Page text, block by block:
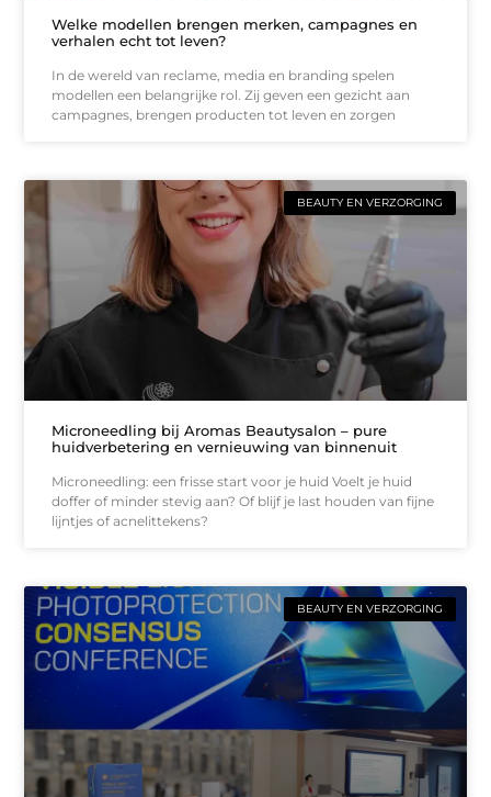
Welke modellen brengen merken, campagnes en
verhalen echt tot leven?
In de wereld van reclame, media en branding spelen
modellen een belangrijke rol. Zij geven een gezicht aan
campagnes, brengen producten tot leven en zorgen
BEAUTY EN VERZORGING
Microneedling bij Aromas Beautysalon – pure
huidverbetering en vernieuwing van binnenuit
Microneedling: een frisse start voor je huid Voelt je huid
doffer of minder stevig aan? Of blijf je last houden van fijne
lijntjes of acnelittekens?
BEAUTY EN VERZORGING